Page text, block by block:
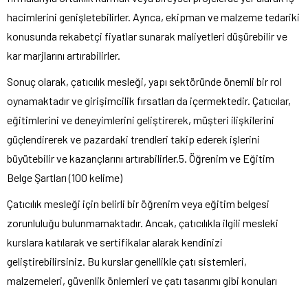
hacimlerini genişletebilirler. Ayrıca, ekipman ve malzeme tedariki
konusunda rekabetçi fiyatlar sunarak maliyetleri düşürebilir ve
kar marjlarını artırabilirler.
Sonuç olarak, çatıcılık mesleği, yapı sektöründe önemli bir rol
oynamaktadır ve girişimcilik fırsatları da içermektedir. Çatıcılar,
eğitimlerini ve deneyimlerini geliştirerek, müşteri ilişkilerini
güçlendirerek ve pazardaki trendleri takip ederek işlerini
büyütebilir ve kazançlarını artırabilirler.5. Öğrenim ve Eğitim
Belge Şartları (100 kelime)
Çatıcılık mesleği için belirli bir öğrenim veya eğitim belgesi
zorunluluğu bulunmamaktadır. Ancak, çatıcılıkla ilgili mesleki
kurslara katılarak ve sertifikalar alarak kendinizi
geliştirebilirsiniz. Bu kurslar genellikle çatı sistemleri,
malzemeleri, güvenlik önlemleri ve çatı tasarımı gibi konuları